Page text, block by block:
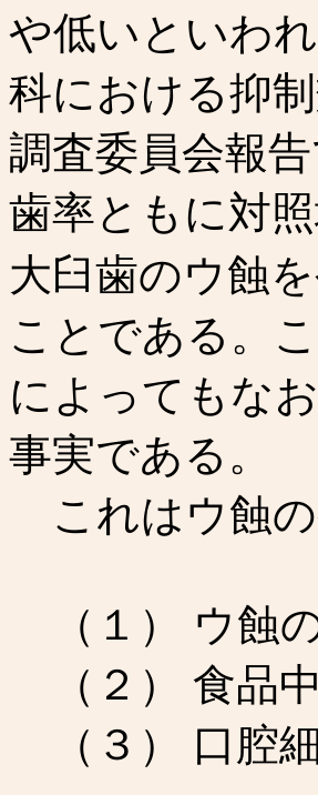
や低いといわ
科における抑
調査委員会報
歯率ともに対
大臼歯のウ蝕
ことである。
によってもな
事実である。
これはウ蝕
（１） ウ蝕
（２） 食品
（３） 口腔